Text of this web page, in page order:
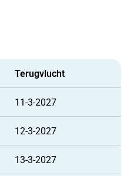
Terugvlucht
11-3-2027
12-3-2027
13-3-2027